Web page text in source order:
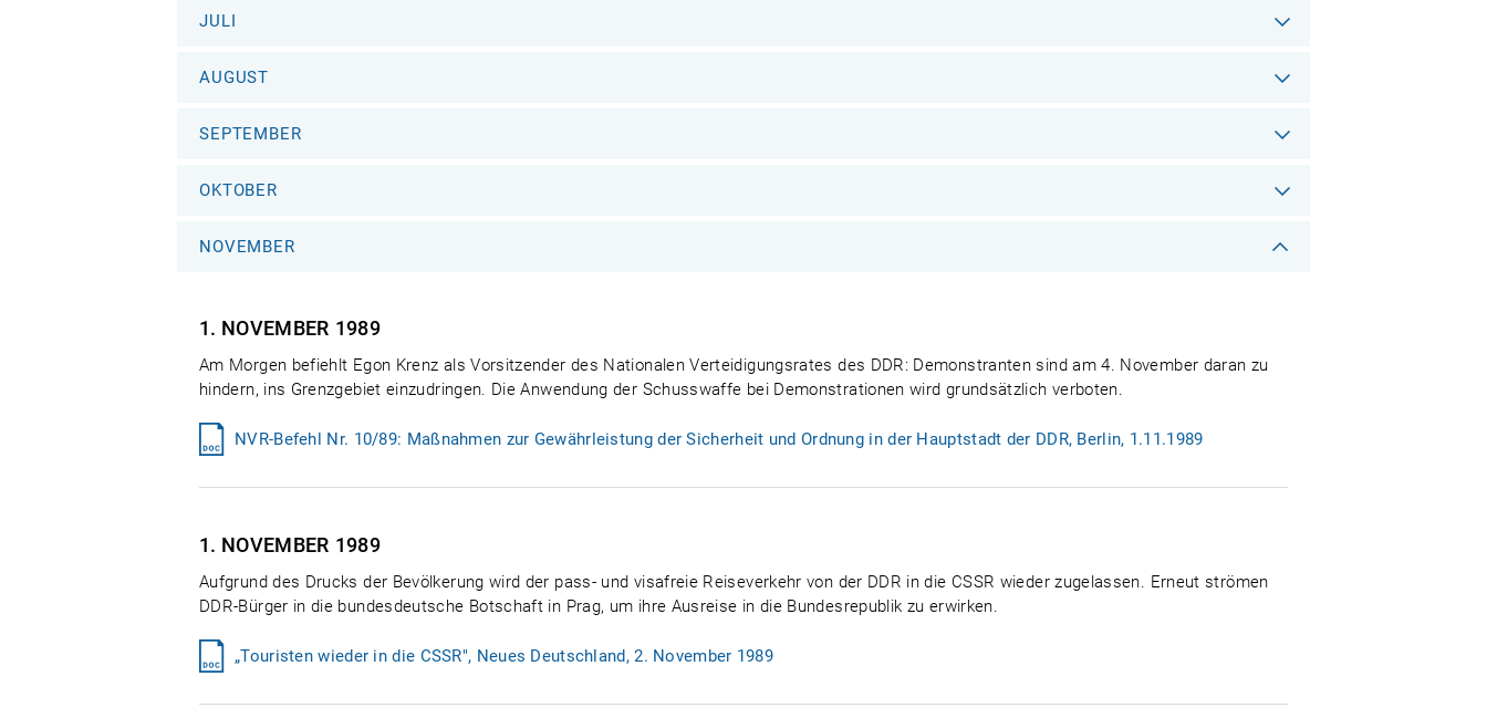
JULI
AUGUST
SEPTEMBER
OKTOBER
NOVEMBER
1. NOVEMBER 1989
Am Morgen befiehlt Egon Krenz als Vorsitzender des Nationalen Verteidigungsrates des DDR: Demonstranten sind am 4. November daran zu
hindern, ins Grenzgebiet einzudringen. Die Anwendung der Schusswaffe bei Demonstrationen wird grundsätzlich verboten.
NVR-Befehl Nr. 10/89: Maßnahmen zur Gewährleistung der Sicherheit und Ordnung in der Hauptstadt der DDR, Berlin, 1.11.1989
1. NOVEMBER 1989
Aufgrund des Drucks der Bevölkerung wird der pass- und visafreie Reiseverkehr von der DDR in die CSSR wieder zugelassen. Erneut strömen
DDR-Bürger in die bundesdeutsche Botschaft in Prag, um ihre Ausreise in die Bundesrepublik zu erwirken.
„Touristen wieder in die CSSR", Neues Deutschland, 2. November 1989